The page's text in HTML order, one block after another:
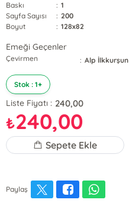
Baskı
: 1
Sayfa Sayısı
: 200
Boyut
: 128x82
Emeği Geçenler
Çevirmen : Alp İlkkurşun
Stok : 1+
Liste Fiyatı : 240,00
₺240,00
Sepete Ekle
Paylaş